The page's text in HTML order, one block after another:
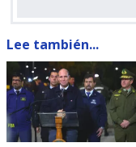
Lee también...